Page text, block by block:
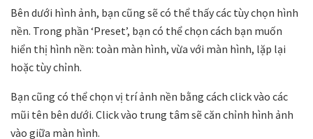
Bên dưới hình ảnh, bạn cũng sẽ có thể thấy các tùy chọn hình
nền. Trong phần ‘Preset’, bạn có thể chọn cách bạn muốn
hiển thị hình nền: toàn màn hình, vừa với màn hình, lặp lại
hoặc tùy chỉnh.
Bạn cũng có thể chọn vị trí ảnh nền bằng cách click vào các
mũi tên bên dưới. Click vào trung tâm sẽ căn chỉnh hình ảnh
vào giữa màn hình.